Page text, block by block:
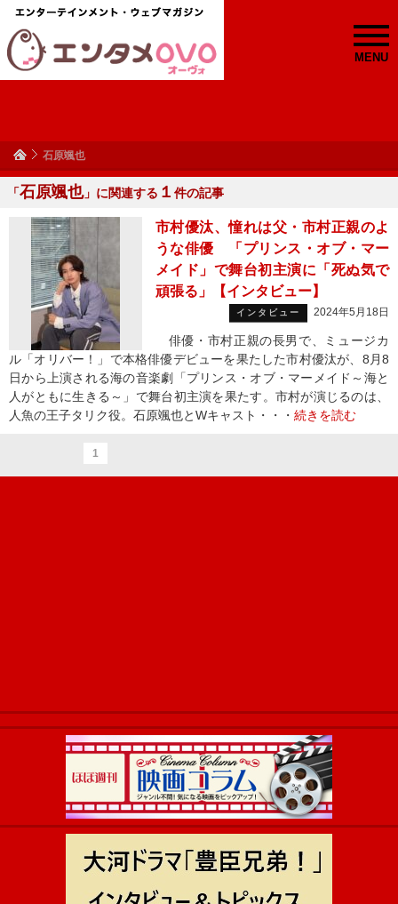
MENU
石原颯也
「石原颯也」に関連する １ 件の記事
市村優汰、憧れは父・市村正親のよ
うな俳優 「プリンス・オブ・マー
メイド」で舞台初主演に「死ぬ気で
頑張る」【インタビュー】
インタビュー 2024年5月18日
俳優・市村正親の長男で、ミュージカ
ル「オリバー！」で本格俳優デビューを果たした市村優汰が、8月8
日から上演される海の音楽劇「プリンス・オブ・マーメイド～海と
人がともに生きる～」で舞台初主演を果たす。市村が演じるのは、
人魚の王子タリク役。石原颯也とWキャスト・・・ 続きを読む
1